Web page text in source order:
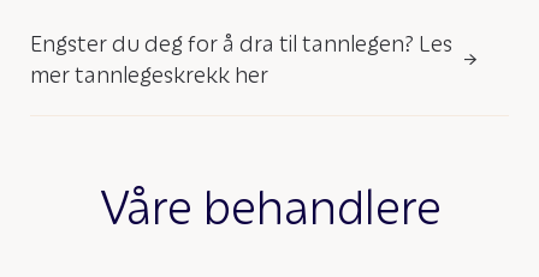
Engster du deg for å dra til tannlegen? Les
mer tannlegeskrekk her
Våre behandlere